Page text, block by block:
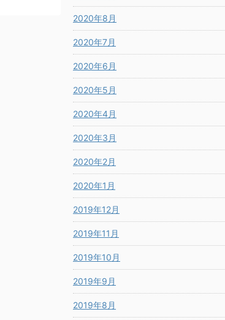
2020年8月
2020年7月
2020年6月
2020年5月
2020年4月
2020年3月
2020年2月
2020年1月
2019年12月
2019年11月
2019年10月
2019年9月
2019年8月